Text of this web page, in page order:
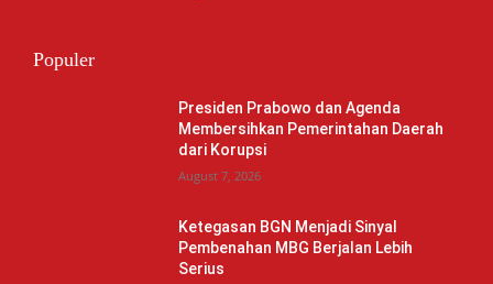
Populer
Presiden Prabowo dan Agenda
Membersihkan Pemerintahan Daerah
dari Korupsi
August 7, 2026
Ketegasan BGN Menjadi Sinyal
Pembenahan MBG Berjalan Lebih
Serius